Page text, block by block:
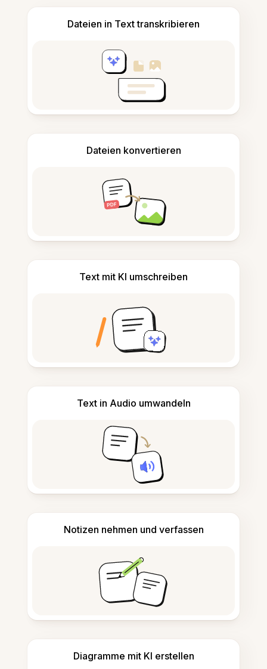
Dateien in Text transkribieren
Dateien konvertieren
Text mit KI umschreiben
Text in Audio umwandeln
Notizen nehmen und verfassen
Diagramme mit KI erstellen